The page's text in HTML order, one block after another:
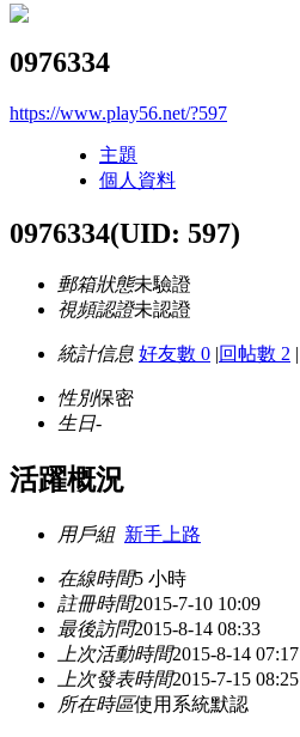
0976334
https://www.play56.net/?597
主題
個人資料
0976334(UID: 597)
郵箱狀態未驗證
視頻認證未認證
統計信息 好友數 0 |回帖數 2 |
性別保密
生日-
活躍概況
用戶組 新手上路
在線時間5 小時
註冊時間2015-7-10 10:09
最後訪問2015-8-14 08:33
上次活動時間2015-8-14 07:17
上次發表時間2015-7-15 08:25
所在時區使用系統默認